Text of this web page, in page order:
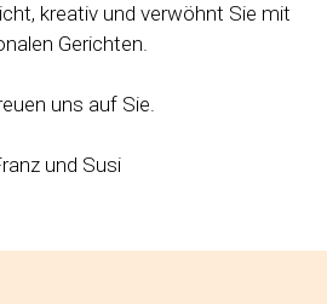
kreativ und verwöhnt Sie mit
Gerichten.
uns auf Sie.
und Susi